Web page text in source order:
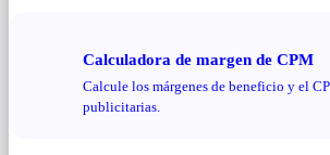
Calculadora de margen de CPM
Calcule los márgenes de beneficio y el
publicitarias.